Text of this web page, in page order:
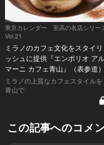
東京カレンダー 至高の名店シリー
Vol.21
ミラノのカフェ文化をスタイリ
ッシュに提供『エンポリオ ア
マーニ カフェ青山』（表参道）
ミラノの上質なカフェスタイルを
青山で
この記事へのコメ